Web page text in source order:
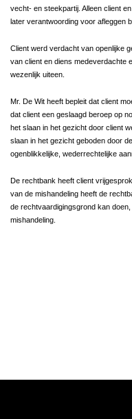
vecht- en steekpartij. Alleen client
later verantwoording voor afleggen
Client werd verdacht van openlijke
van client en diens medeverdachte
wezenlijk uiteen.
Mr. De Wit heeft bepleit dat client
dat client een geslaagd beroep op
het slaan in het gezicht door client
slaan in het gezicht geboden door
ogenblikkelijke, wederrechtelijke
De rechtbank heeft client
van de mishandeling heeft de
de rechtvaardigingsgrond kan
mishandeling.